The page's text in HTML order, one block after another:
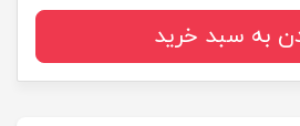
به سبد خرید